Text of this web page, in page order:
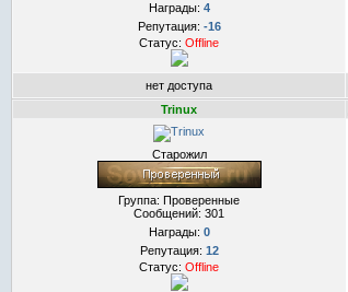
Награды: 4
Репутация: -16
Статус: Offline
нет доступа
Trinux
Старожил
Группа: Проверенные
Сообщений: 301
Награды: 0
Репутация: 12
Статус: Offline